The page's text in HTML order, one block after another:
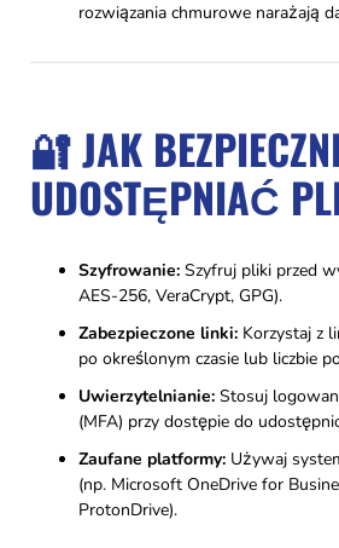
rozwiązania chmurowe narażają
🔐 JAK
UDOSTĘPNIAĆ
Szyfrowanie: Szyfruj pliki przed
AES-256, VeraCrypt, GPG).
Zabezpieczone linki: Korzystaj z
po określonym czasie lub liczbie
Uwierzytelnianie: Stosuj
(MFA) przy dostępie do
Zaufane platformy: Używaj
(np. Microsoft OneDrive for
ProtonDrive).